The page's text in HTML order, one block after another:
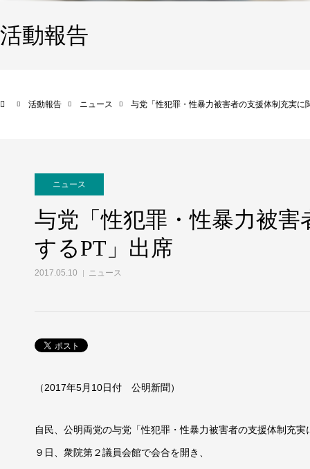
活動報告
活動報告 ニュース 与党「性犯罪・性暴力被害者の支援体制充実に
ニュース
与党「性犯罪・性暴力被
するPT」出席
2017.05.10 ニュース
（2017年5月10日付 公明新聞）
自民、公明両党の与党「性犯罪・性暴力被害者の支援体制充実
９日、衆院第２議員会館で会合を開き、